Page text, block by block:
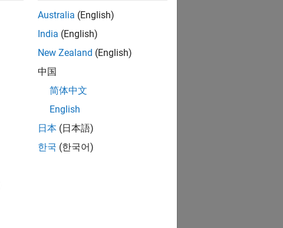
Australia (English)
India (English)
New Zealand (English)
中国
简体中文
English
日本 (日本語)
한국 (한국어)